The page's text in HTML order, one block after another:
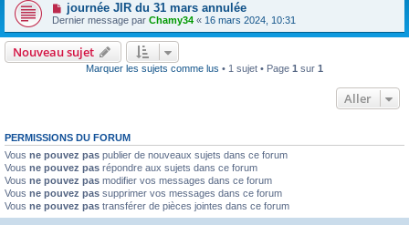
journée JIR du 31 mars annulée
Dernier message par Chamy34 « 16 mars 2024, 10:31
Nouveau sujet
Marquer les sujets comme lus • 1 sujet • Page 1 sur 1
Aller
PERMISSIONS DU FORUM
Vous ne pouvez pas publier de nouveaux sujets dans ce forum
Vous ne pouvez pas répondre aux sujets dans ce forum
Vous ne pouvez pas modifier vos messages dans ce forum
Vous ne pouvez pas supprimer vos messages dans ce forum
Vous ne pouvez pas transférer de pièces jointes dans ce forum